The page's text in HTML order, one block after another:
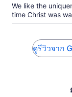
We like the
time Christ was
ดูรีวิวจาก